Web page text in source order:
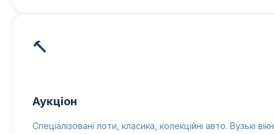
🔨
Аукціон
Спеціалізовані лоти, класика, колекційні авто. Вузькі